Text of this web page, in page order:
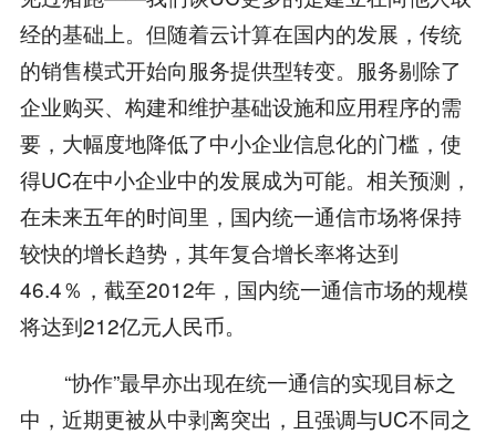
经的基础上。但随着云计算在国内的发展，传统
的销售模式开始向服务提供型转变。服务剔除了
企业购买、构建和维护基础设施和应用程序的需
要，大幅度地降低了中小企业信息化的门槛，使
得UC在中小企业中的发展成为可能。相关预测，
在未来五年的时间里，国内统一通信市场将保持
较快的增长趋势，其年复合增长率将达到
46.4％，截至2012年，国内统一通信市场的规模
将达到212亿元人民币。
“协作”最早亦出现在统一通信的实现目标之
中，近期更被从中剥离突出，且强调与UC不同之